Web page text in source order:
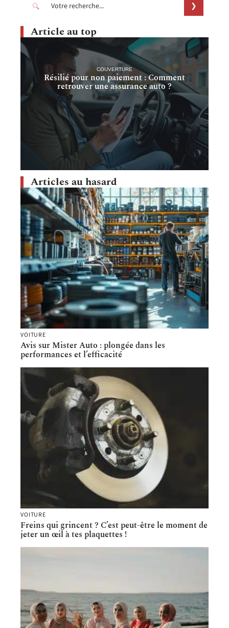
Article au top
COUVERTURE
Résilié pour non paiement : Comment
retrouver une assurance auto ?
Articles au hasard
VOITURE
Avis sur Mister Auto : plongée dans les
performances et l’efficacité
VOITURE
Freins qui grincent ? C’est peut-être le moment de
jeter un œil à tes plaquettes !